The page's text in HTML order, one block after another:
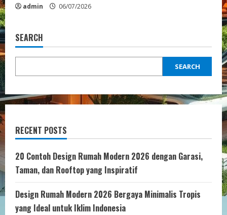
admin 06/07/2026
SEARCH
SEARCH
RECENT POSTS
20 Contoh Design Rumah Modern 2026 dengan Garasi,
Taman, dan Rooftop yang Inspiratif
Design Rumah Modern 2026 Bergaya Minimalis Tropis
yang Ideal untuk Iklim Indonesia